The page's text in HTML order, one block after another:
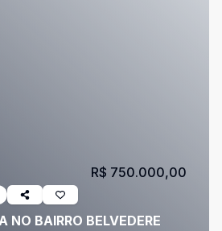
NO BAIRRO BELVEDERE
R$ 750.000,00